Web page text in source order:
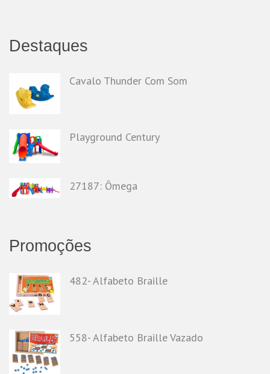
Destaques
Cavalo Thunder Com Som
Playground Century
27187: Ômega
Promoções
482- Alfabeto Braille
558- Alfabeto Braille Vazado